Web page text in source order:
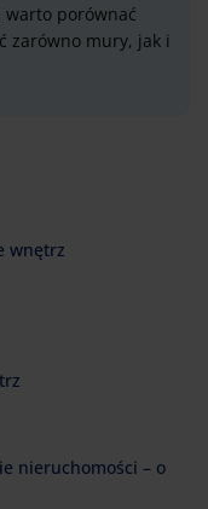
warto porównać
zarówno mury, jak i
wnętrz
nieruchomości – o